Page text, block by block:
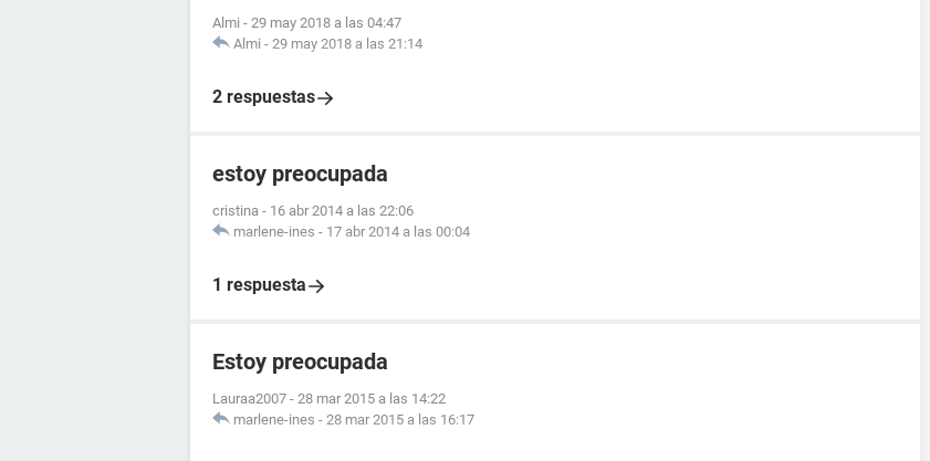
Almi - 29 may 2018 a las 04:47
Almi - 29 may 2018 a las 21:14
2 respuestas
estoy preocupada
cristina - 16 abr 2014 a las 22:06
marlene-ines - 17 abr 2014 a las 00:04
1 respuesta
Estoy preocupada
Lauraa2007 - 28 mar 2015 a las 14:22
marlene-ines - 28 mar 2015 a las 16:17